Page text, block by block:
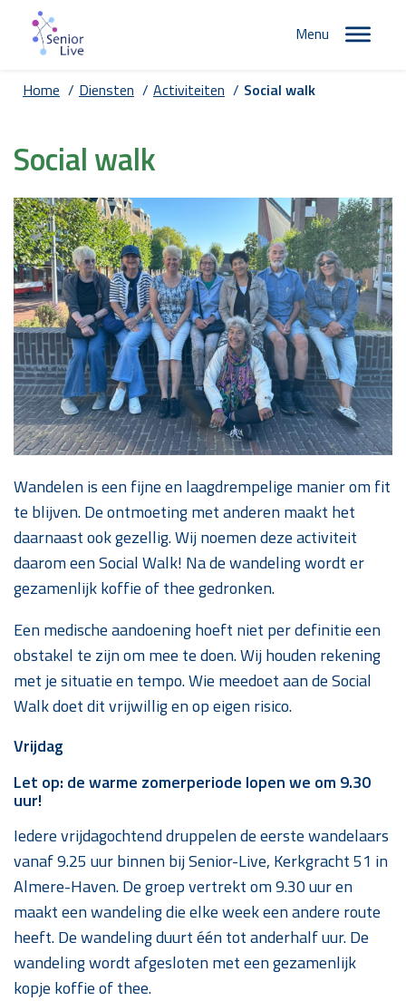
Menu
Home / Diensten / Activiteiten / Social walk
Social walk
Wandelen is een fijne en laagdrempelige manier om fit
te blijven. De ontmoeting met anderen maakt het
daarnaast ook gezellig. Wij noemen deze activiteit
daarom een Social Walk! Na de wandeling wordt er
gezamenlijk koffie of thee gedronken.
Een medische aandoening hoeft niet per definitie een
obstakel te zijn om mee te doen. Wij houden rekening
met je situatie en tempo. Wie meedoet aan de Social
Walk doet dit vrijwillig en op eigen risico.
Vrijdag
Let op: de warme zomerperiode lopen we om 9.30
uur!
Iedere vrijdagochtend druppelen de eerste wandelaars
vanaf 9.25 uur binnen bij Senior-Live, Kerkgracht 51 in
Almere-Haven. De groep vertrekt om 9.30 uur en
maakt een wandeling die elke week een andere route
heeft. De wandeling duurt één tot anderhalf uur. De
wandeling wordt afgesloten met een gezamenlijk
kopje koffie of thee.